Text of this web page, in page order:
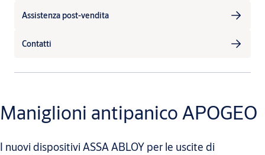
Assistenza post-vendita
Contatti
Maniglioni antipanico APOGEO
I nuovi dispositivi ASSA ABLOY per le uscite di